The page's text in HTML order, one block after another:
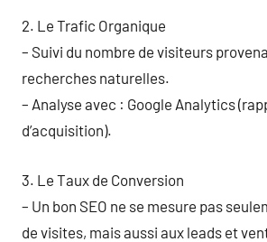
2. Le Trafic Organique
– Suivi du nombre de visiteurs
recherches naturelles.
– Analyse avec : Google Analytics
d’acquisition).
3. Le Taux de Conversion
– Un bon SEO ne se mesure pas
de visites, mais aussi aux leads et